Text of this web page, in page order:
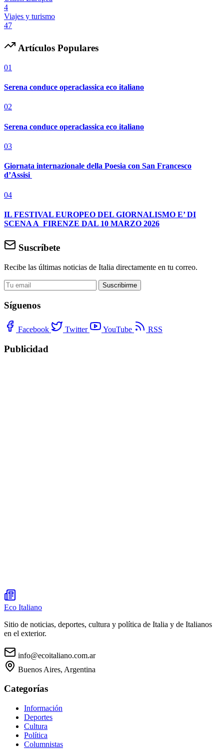
4
Viajes y turismo
47
Artículos Populares
01
Serena conduce operaclassica eco italiano
02
Serena conduce operaclassica eco italiano
03
Giornata internazionale della Poesia con San Francesco
d’Assisi
04
IL FESTIVAL EUROPEO DEL GIORNALISMO E’ DI
SCENA A FIRENZE DAL 10 MARZO 2026
Suscríbete
Recibe las últimas noticias de Italia directamente en tu correo.
Suscribirme
Síguenos
Facebook Twitter YouTube RSS
Publicidad
Eco Italiano
Sitio de noticias, deportes, cultura y política de Italia y de Italianos
en el exterior.
info@ecoitaliano.com.ar
Buenos Aires, Argentina
Categorías
Información
Deportes
Cultura
Política
Columnistas